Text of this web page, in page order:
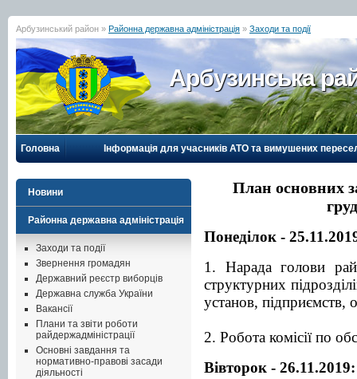
Арбузинський район » Районна державна адміністрація » Заходи та події
Арбузинська
Головна Інформація для учасників АТО та вимушених
Новини
Районна державна адміністрація
Заходи та події
Звернення громадян
Державний реєстр виборців
Державна служба України
Вакансії
Плани та звіти роботи
райдержадміністрації
Основні завдання та
нормативно-правові засади
діяльності
План основних
Понеділок -
1. Нарада голови
структурних
установ, підприємств,
2. Робота комісії по
Вівторок - 26.11.2019: